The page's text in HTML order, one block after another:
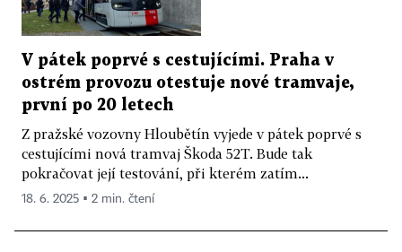
V pátek poprvé s cestujícími. Praha v
ostrém provozu otestuje nové tramvaje,
první po 20 letech
Z pražské vozovny Hloubětín vyjede v pátek poprvé s
cestujícími nová tramvaj Škoda 52T. Bude tak
pokračovat její testování, při kterém zatím...
18. 6. 2025 ▪ 2 min. čtení